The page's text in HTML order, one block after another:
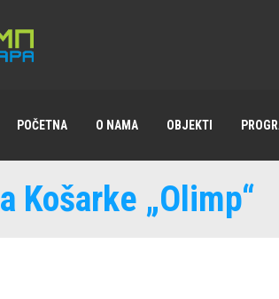
POČETNA O NAMA OBJEKTI
Košarke „Olimp“